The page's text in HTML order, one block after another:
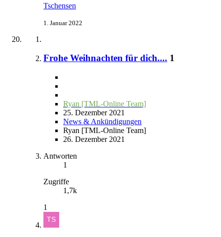
Tschensen
1. Januar 2022
Frohe Weihnachten für dich.... 1
Ryan [TML-Online Team]
25. Dezember 2021
News & Ankündigungen
Ryan [TML-Online Team]
26. Dezember 2021
Antworten
1
Zugriffe
1,7k
1